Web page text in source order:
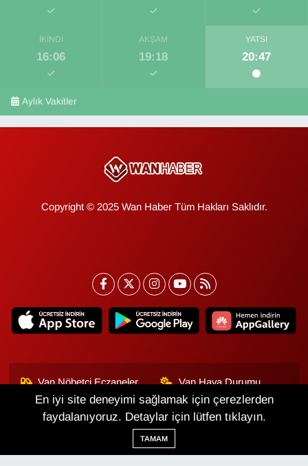
İKINDI
16:06
AKŞAM
19:18
YATSI
20:47
Aylık Vakitler
Copyright © 2025 Wan Haber Tüm Hakları Saklıdır.
Van Nöbetçi Eczaneler Van Hava Durumu
Van Namaz Vakitleri
Van Trafik Yoğunluk
Haritası
Puan Durumu ve Fikstür
En iyi site deneyimi sağlamak için çerezlerden
faydalanıyoruz. Detaylar için lütfen tıklayın.
TAMAM